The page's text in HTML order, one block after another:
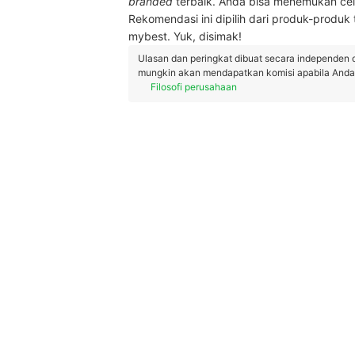
Rekomendasi ini dipilih dari produk-
mybest. Yuk, disimak!
Ulasan dan peringkat dibuat secara
mungkin akan mendapatkan komisi apabila
Filosofi perusahaan